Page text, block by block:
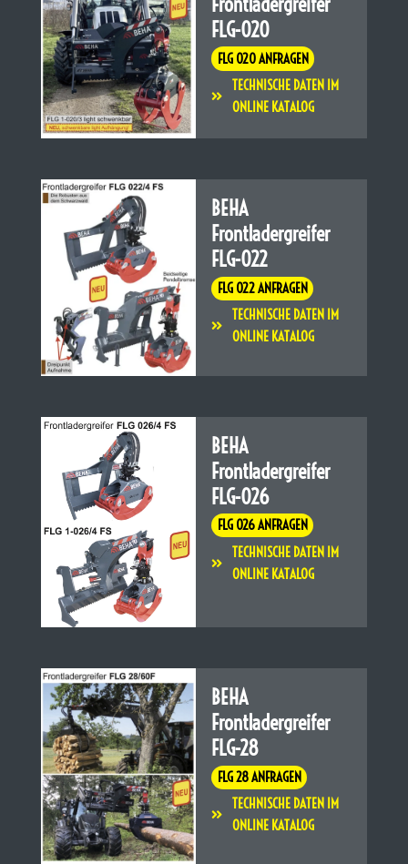
FLG-020
FLG 020 ANFRAGEN
TECHNISCHE DATEN IM
ONLINE KATALOG
BEHA
Frontladergreifer
FLG-022
FLG 022 ANFRAGEN
TECHNISCHE DATEN IM
ONLINE KATALOG
BEHA
Frontladergreifer
FLG-026
FLG 026 ANFRAGEN
TECHNISCHE DATEN IM
ONLINE KATALOG
BEHA
Frontladergreifer
FLG-28
FLG 28 ANFRAGEN
TECHNISCHE DATEN IM
ONLINE KATALOG